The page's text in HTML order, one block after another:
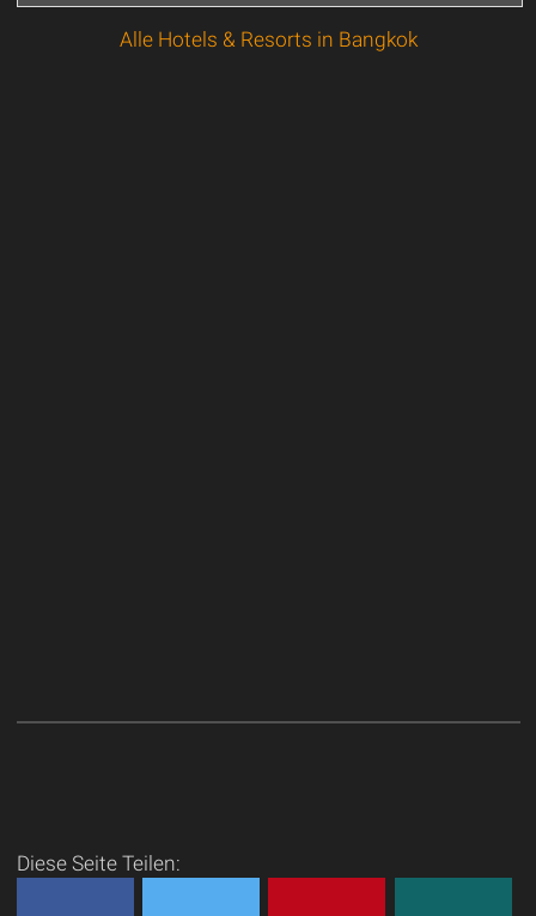
Alle Hotels & Resorts in Bangkok
Diese Seite Teilen: